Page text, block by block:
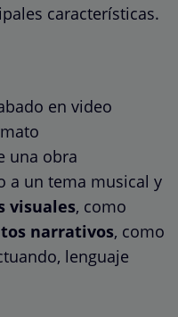
características.
en video
una obra
a un tema musical y
visuales, como
narrativos, como
lenguaje